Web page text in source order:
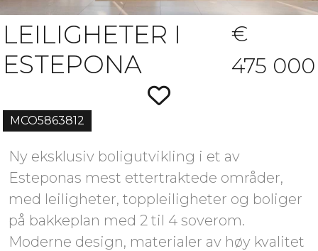
MCO5863812
LEILIGHETER I
ESTEPONA
€
475 000
Ny eksklusiv boligutvikling i et av
Esteponas mest ettertraktede områder,
med leiligheter, toppleiligheter og boliger
på bakkeplan med 2 til 4 soverom.
Moderne design, materialer av høy kvalitet